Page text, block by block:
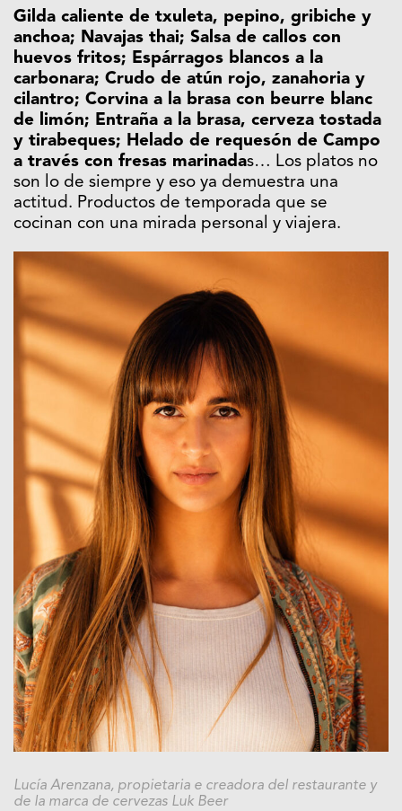
Gilda caliente de txuleta, pepino, gribiche y
anchoa; Navajas thai; Salsa de callos con
huevos fritos; Espárragos blancos a la
carbonara; Crudo de atún rojo, zanahoria y
cilantro; Corvina a la brasa con beurre blanc
de limón; Entraña a la brasa, cerveza tostada
y tirabeques; Helado de requesón de Campo
a través con fresas marinadas… Los platos no
son lo de siempre y eso ya demuestra una
actitud. Productos de temporada que se
cocinan con una mirada personal y viajera.
Lucía Arenzana, propietaria e creadora del restaurante y
de la marca de cervezas Luk Beer